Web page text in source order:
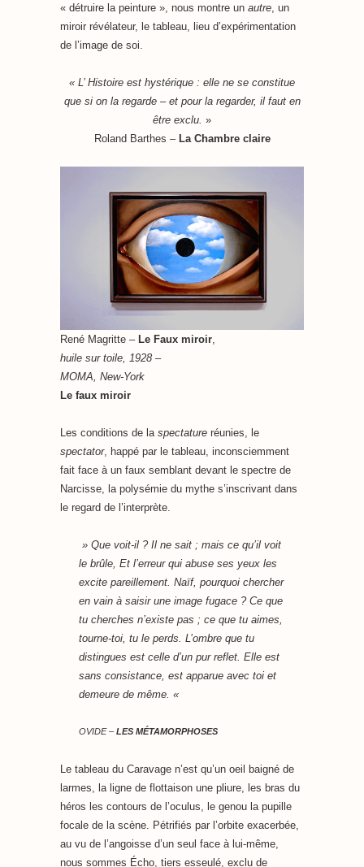
« détruire la peinture », nous montre un autre , un
miroir révélateur, le tableau, lieu d’expérimentation
de l’image de soi.
« L’ Histoire est hystérique : elle ne se constitue
que si on la regarde – et pour la regarder, il faut en
être exclu. »
Roland Barthes – La Chambre claire
René Magritte – Le Faux miroir
huile sur toile, 1928 –
MOMA, New-York
Le faux miroir
Les conditions de la spectature réunies, le
spectator, happé par le tableau, inconsciemment
fait face à un faux semblant devant le spectre de
Narcisse, la polysémie du mythe s’inscrivant dans
le regard de l’interprète.
» Que voit-il ? Il ne sait ; mais ce qu’il voit
le brûle, Et l’erreur qui abuse ses yeux les
excite pareillement. Naïf, pourquoi chercher
en vain à saisir une image fugace ? Ce que
tu cherches n’existe pas ; ce que tu aimes,
tourne-toi, tu le perds. L’ombre que tu
distingues est celle d’un pur reflet. Elle est
sans consistance, est apparue avec toi et
demeure de même. «
OVIDE– LES MÉTAMORPHOSES
Le tableau du Caravage n’est qu’un oeil baigné de
larmes, la ligne de flottaison une pliure, les bras du
héros les contours de l’oculus, le genou la pupille
focale de la scène. Pétrifiés par l’orbite exacerbée,
au vu de l’angoisse d’un seul face à lui-même,
nous sommes Écho, tiers esseulé, exclu de